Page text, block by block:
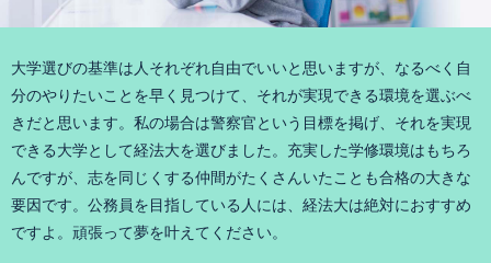
大学選びの基準は人それぞれ自由でいいと思いますが、なるべく自
分のやりたいことを早く見つけて、それが実現できる環境を選ぶべ
きだと思います。私の場合は警察官という目標を掲げ、それを実現
できる大学として経法大を選びました。充実した学修環境はもちろ
んですが、志を同じくする仲間がたくさんいたことも合格の大きな
要因です。公務員を目指している人には、経法大は絶対におすすめ
ですよ。頑張って夢を叶えてください。